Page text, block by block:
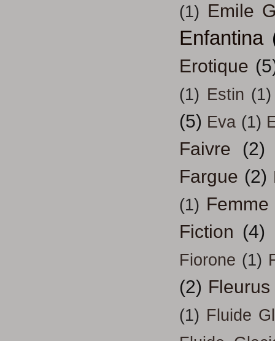
(1) Emile
Enfantina
Erotique
(1) Estin (1)
(5) Eva (1)
Faivre
(2)
Fargue (2)
(1) Femme
Fiction (4)
Fiorone (1)
(2) Fleurus
(1) Fluide